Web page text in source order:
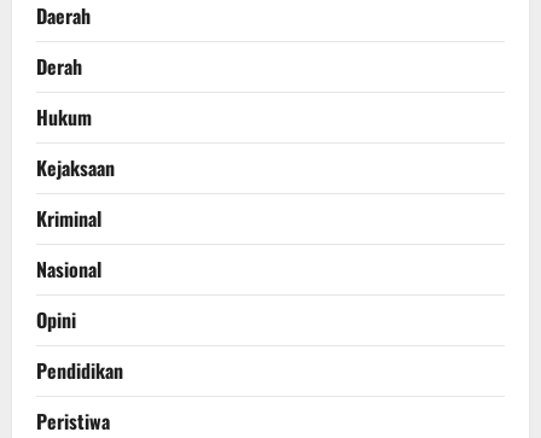
Daerah
Derah
Hukum
Kejaksaan
Kriminal
Nasional
Opini
Pendidikan
Peristiwa